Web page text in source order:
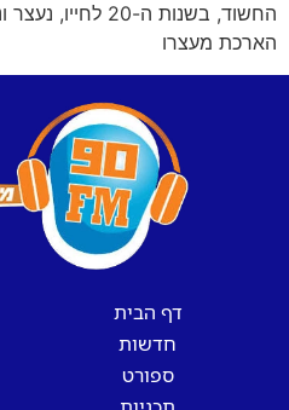
החשוד, בשנות ה-
הארכת מעצרו
דף הבית
חדשות
ספורט